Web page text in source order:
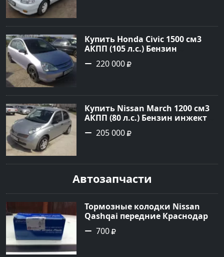
Купить Honda Civic 1500 см3
АКПП (105 л.с.) Бензин
инжектор в Новороссийск:
цвет серебро Хетчбэк 2002 года
Авторынок23
220 000
Купить Nissan March 1200 см3
АКПП (80 л.с.) Бензин инжектор
в Новороссийск: цвет серебро
Хетчбэк 2003 года по цене
205 000
Автозапчасти
Тормозные колодки Nissan
Qashqai передние Краснодар
700